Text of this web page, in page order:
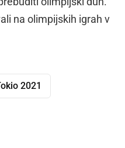
na olimpijskih igrah v
2021